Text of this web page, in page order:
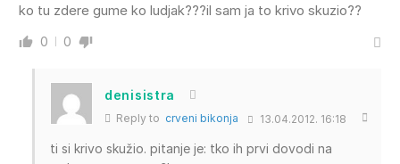
ko tu zdere gume ko ludjak???il sam ja to krivo skuzio??
0 0
denisistra
Reply to crveni bikonja 13.04.2012. 16:18
ti si krivo skužio. pitanje je: tko ih prvi dovodi na